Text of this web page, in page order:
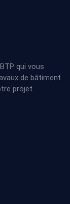
qui vous
de bâtiment
projet.